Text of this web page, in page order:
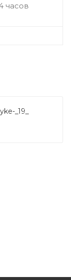
часов
_19_